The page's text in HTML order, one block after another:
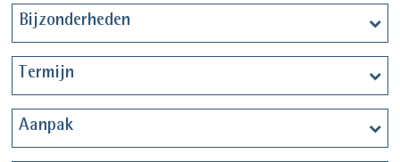
Bijzonderheden
Termijn
Aanpak